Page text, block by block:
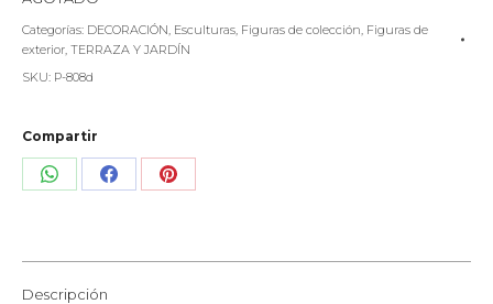
Categorías: DECORACIÓN Esculturas Figuras de colección Figuras de
exterior TERRAZA Y JARDÍN
SKU: P-808d
Compartir
Share Share Share
Descripción